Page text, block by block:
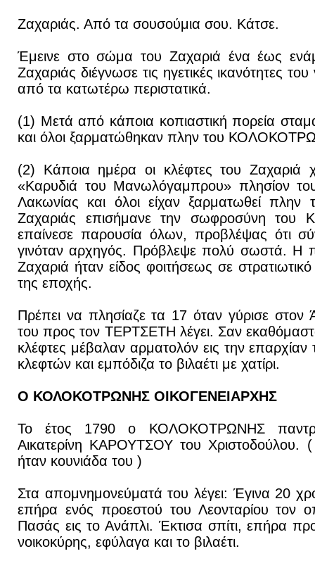
Ζαχαριάς. Από τα σουσούμια σου. Κάτσε.
Έμεινε στο σώμα του Ζαχαριά ένα έως
Ζαχαριάς διέγνωσε τις ηγετικές
από τα κατωτέρω περιστατικά.
(1) Μετά από κάποια κοπιαστική πορεία
και όλοι ξαρματώθηκαν πλην του
(2) Κάποια ημέρα οι κλέφτες του Ζαχαριά
«Καρυδιά του Μανωλόγαμπρου» πλησίον
Λακωνίας και όλοι είχαν ξαρματωθεί
Ζαχαριάς επισήμανε την σωφροσύνη
επαίνεσε παρουσία όλων, προβλέψας ότι
γινόταν αρχηγός. Πρόβλεψε πολύ σωστά. Η
Ζαχαριά ήταν είδος φοιτήσεως σε
της εποχής.
Πρέπει να πλησίαζε τα 17 όταν γύρισε στον
του προς τον ΤΕΡΤΣΕΤΗ λέγει. Σαν
κλέφτες μέβαλαν αρματολόν εις την
κλεφτών και εμπόδιζα το βιλαέτι με χατίρι.
Ο ΚΟΛΟΚΟΤΡΩΝΗΣ ΟΙΚΟΓΕΝΕΙΑΡΧΗΣ
Το έτος 1790 ο ΚΟΛΟΚΟΤΡΩΝΗΣ
Αικατερίνη ΚΑΡΟΥΤΣΟΥ του
ήταν κουνιάδα του )
Στα απομνημονεύματά του λέγει: Έγινα 20
επήρα ενός προεστού του Λεονταρίου τον
Πασάς εις το Ανάπλι. Έκτισα σπίτι, επήρα
νοικοκύρης, εφύλαγα και το βιλαέτι.